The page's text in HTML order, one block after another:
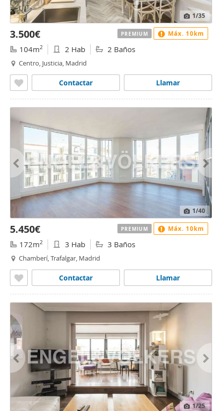
1/35
3.500€
104m2 2 Hab 2 Baños
Centro, Justicia, Madrid
Llamar
Contactar
PREMIUM Máx. 10km
1/40
5.450€
172m2 3 Hab 3 Baños
Chamberí, Trafalgar, Madrid
Llamar
Contactar
PREMIUM Máx. 10km
1/25